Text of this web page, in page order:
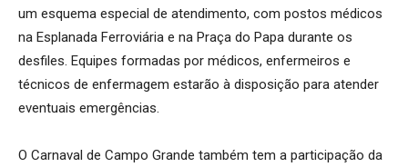
um esquema especial de atendimento, com postos médicos
na Esplanada Ferroviária e na Praça do Papa durante os
desfiles. Equipes formadas por médicos, enfermeiros e
técnicos de enfermagem estarão à disposição para atender
eventuais emergências.
O Carnaval de Campo Grande também tem a participação da